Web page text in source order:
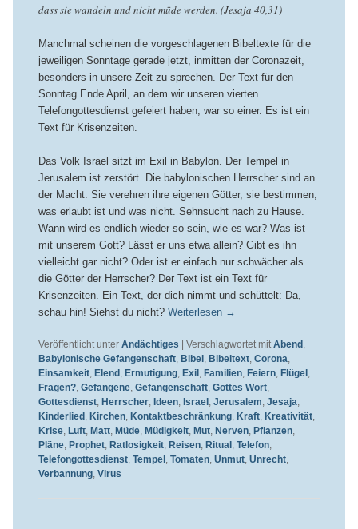
dass sie wandeln und nicht müde werden. (Jesaja 40,31)
Manchmal scheinen die vorgeschlagenen Bibeltexte für die
jeweiligen Sonntage gerade jetzt, inmitten der Coronazeit,
besonders in unsere Zeit zu sprechen. Der Text für den
Sonntag Ende April, an dem wir unseren vierten
Telefongottesdienst gefeiert haben, war so einer. Es ist ein
Text für Krisenzeiten.
Das Volk Israel sitzt im Exil in Babylon. Der Tempel in
Jerusalem ist zerstört. Die babylonischen Herrscher sind an
der Macht. Sie verehren ihre eigenen Götter, sie bestimmen,
was erlaubt ist und was nicht. Sehnsucht nach zu Hause.
Wann wird es endlich wieder so sein, wie es war? Was ist
mit unserem Gott? Lässt er uns etwa allein? Gibt es ihn
vielleicht gar nicht? Oder ist er einfach nur schwächer als
die Götter der Herrscher? Der Text ist ein Text für
Krisenzeiten. Ein Text, der dich nimmt und schüttelt: Da,
schau hin! Siehst du nicht? Weiterlesen →
Veröffentlicht unter Andächtiges Verschlagwortet mit Abend ,
Babylonische Gefangenschaft, Bibel , Bibeltext, Corona,
Einsamkeit, Elend , Ermutigung, Exil , Familien, Feiern, Flügel ,
Fragen?, Gefangene, Gefangenschaft, Gottes Wort,
Gottesdienst, Herrscher, Ideen, Israel , Jerusalem, Jesaja,
Kinderlied , Kirchen, Kontaktbeschränkung, Kraft, Kreativität,
Krise, Luft, Matt, Müde, Müdigkeit, Mut, Nerven, Pflanzen,
Pläne, Prophet, Ratlosigkeit, Reisen, Ritual , Telefon,
Telefongottesdienst, Tempel , Tomaten, Unmut, Unrecht,
Verbannung, Virus